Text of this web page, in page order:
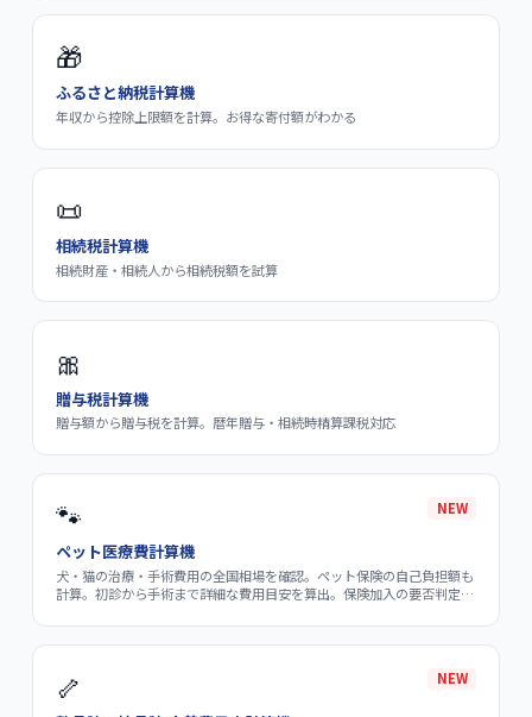
🎁
ふるさと納税計算機
年収から控除上限額を計算。お得な寄付額がわかる
📜
相続税計算機
相続財産・相続人から相続税額を試算
🎀
贈与税計算機
贈与額から贈与税を計算。暦年贈与・相続時精算課税対応
🐾 NEW
ペット医療費計算機
犬・猫の治療・手術費用の全国相場を確認。ペット保険の自己負担額も
計算。初診から手術まで詳細な費用目安を算出。保険加入の要否判定付
🦴 NEW